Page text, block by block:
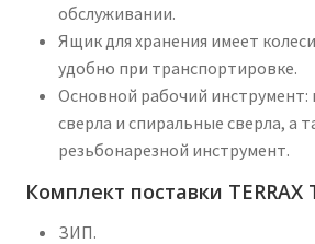
обслуживании.
Ящик для хранения имеет
удобно при транспортировке.
Основной рабочий инструмент:
сверла и спиральные сверла, а
резьбонарезной инструмент.
Комплект поставки TERRAX
ЗИП.